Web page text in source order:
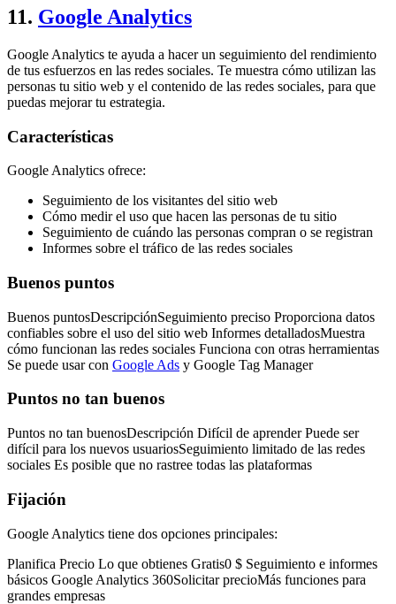
11. Google Analytics
Google Analytics te ayuda a hacer un seguimiento del rendimiento
de tus esfuerzos en las redes sociales. Te muestra cómo utilizan las
personas tu sitio web y el contenido de las redes sociales, para que
puedas mejorar tu estrategia.
Características
Google Analytics ofrece:
Seguimiento de los visitantes del sitio web
Cómo medir el uso que hacen las personas de tu sitio
Seguimiento de cuándo las personas compran o se registran
Informes sobre el tráfico de las redes sociales
Buenos puntos
Buenos puntosDescripciónSeguimiento preciso Proporciona datos
confiables sobre el uso del sitio web Informes detalladosMuestra
cómo funcionan las redes sociales Funciona con otras herramientas
Se puede usar con Google Ads y Google Tag Manager
Puntos no tan buenos
Puntos no tan buenosDescripción Difícil de aprender Puede ser
difícil para los nuevos usuariosSeguimiento limitado de las redes
sociales Es posible que no rastree todas las plataformas
Fijación
Google Analytics tiene dos opciones principales:
Planifica Precio Lo que obtienes Gratis0 $ Seguimiento e informes
básicos Google Analytics 360Solicitar precioMás funciones para
grandes empresas